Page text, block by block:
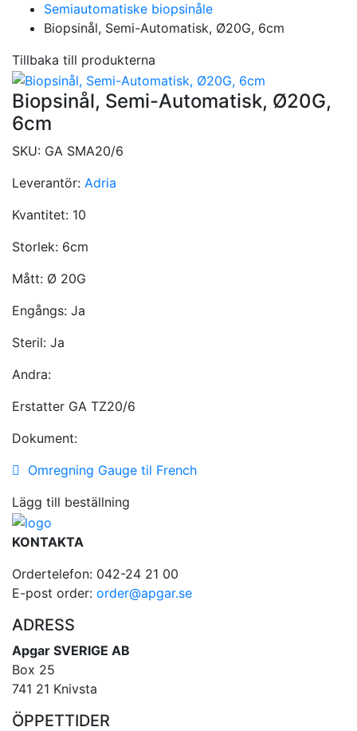
Semiautomatiske biopsinåle
Biopsinål, Semi-Automatisk, Ø20G, 6cm
Tillbaka till produkterna
Biopsinål, Semi-Automatisk, Ø20G,
6cm
SKU: GA SMA20/6
Leverantör: Adria
Kvantitet: 10
Storlek: 6cm
Mått: Ø 20G
Engångs: Ja
Steril: Ja
Andra:
Erstatter GA TZ20/6
Dokument:
Omregning Gauge til French
Lägg till beställning
KONTAKTA
Ordertelefon: 042-24 21 00
E-post order: order@apgar.se
ADRESS
Apgar SVERIGE AB
Box 25
741 21 Knivsta
ÖPPETTIDER